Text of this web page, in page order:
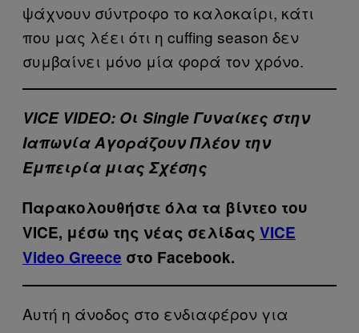
ψάχνουν σύντροφο το καλοκαίρι, κάτι
που μας λέει ότι η cuffing season δεν
συμβαίνει μόνο μία φορά τον χρόνο.
VICE VIDEO: Οι Single Γυναίκες στην
Ιαπωνία Αγοράζουν Πλέον την
Εμπειρία μιας Σχέσης
Παρακολουθήστε όλα τα βίντεo του
VICE, μέσω της νέας σελίδας VICE
Video Greece στο Facebook.
Αυτή η άνοδος στο ενδιαφέρον για